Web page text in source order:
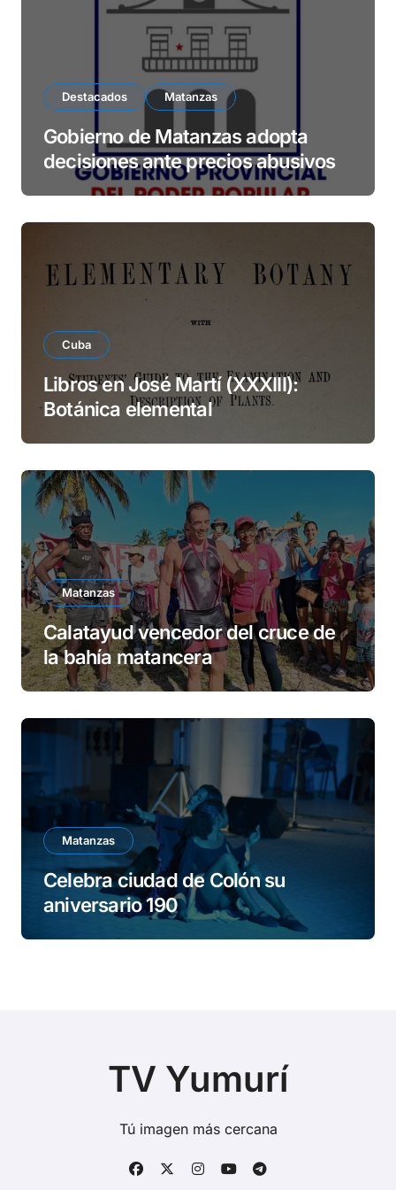
Destacados Matanzas
Gobierno de Matanzas adopta
decisiones ante precios abusivos
Cuba
Libros en José Martí (XXXIII):
Botánica elemental
Matanzas
Calatayud vencedor del cruce de
la bahía matancera
Matanzas
Celebra ciudad de Colón su
aniversario 190
TV Yumurí
Tú imagen más cercana